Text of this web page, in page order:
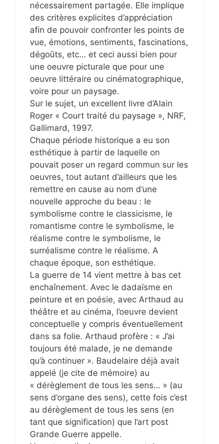
nécessairement partagée. Elle implique
des critères explicites d’appréciation
afin de pouvoir confronter les points de
vue, émotions, sentiments, fascinations,
dégoûts, etc… et ceci aussi bien pour
une oeuvre picturale que pour une
oeuvre littéraire ou cinématographique,
voire pour un paysage.
Sur le sujet, un excellent livre d’Alain
Roger « Court traité du paysage », NRF,
Gallimard, 1997.
Chaque période historique a eu son
esthétique à partir de laquelle on
pouvait poser un regard commun sur les
oeuvres, tout autant d’ailleurs que les
remettre en cause au nom d’une
nouvelle approche du beau : le
symbolisme contre le classicisme, le
romantisme contre le symbolisme, le
réalisme contre le symbolisme, le
surréalisme contre le réalisme. A
chaque époque, son esthétique.
La guerre de 14 vient mettre à bas cet
enchaînement. Avec le dadaïsme en
peinture et en poésie, avec Arthaud au
théâtre et au cinéma, l’oeuvre devient
conceptuelle y compris éventuellement
dans sa folie. Arthaud profère : « J’ai
toujours été malade, je ne demande
qu’à continuer ». Baudelaire déjà avait
appelé (je cite de mémoire) au
« dérèglement de tous les sens… » (au
sens d’organe des sens), cette fois c’est
au dérèglement de tous les sens (en
tant que signification) que l’art post
Grande Guerre appelle.